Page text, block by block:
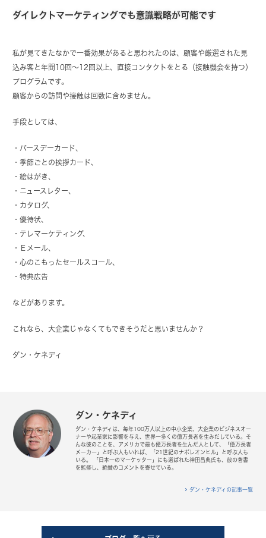
ダイレクトマーケティングでも意識戦略が可能です
私が見てきたなかで一番効果があると思われたのは、顧客や厳選された見
込み客と年間10回～12回以上、直接コンタクトをとる（接触機会を持つ）
プログラムです。
顧客からの訪問や接触は回数に含めません。
手段としては、
・バースデーカード、
・季節ごとの挨拶カード、
・絵はがき、
・ニュースレター、
・カタログ、
・優待状、
・テレマーケティング、
・Ｅメール、
・心のこもったセールスコール、
・特典広告
などがあります。
これなら、大企業じゃなくてもできそうだと思いませんか？
ダン・ケネディ
ダン・ケネディ
ダン・ケネディは、毎年100万人以上の中小企業、大企業のビジネスオー
ナーや起業家に影響を与え、世界一多くの億万長者を生みだしている。そ
んな彼のことを、アメリカで最も億万長者を生んだ人として、「億万長者
メーカー」と呼ぶ人もいれば、「21世紀のナポレオンヒル」と呼ぶ人も
いる。 「日本一のマーケッター」にも選ばれた神田昌典氏も、彼の著書
を監修し、絶賛のコメントを寄せている。
ダン・ケネディの記事一覧